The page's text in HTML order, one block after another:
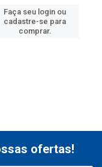
Faça seu login ou
cadastre-se para
comprar.
ofertas!